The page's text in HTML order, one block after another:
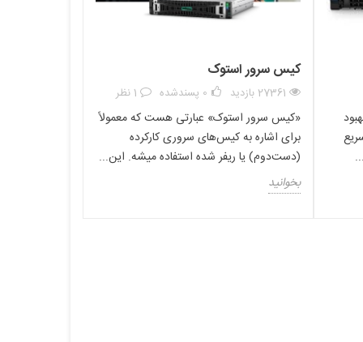
کیس سرور استوک
27361 بازدید 0 پسندشده 1 نظر
«کیس سرور استوک» عبارتی هست که معمولاً
برای اشاره به کیس‌های سروری کارکرده
(دست‌دوم) یا ریفر شده استفاده میشه. این...
بخوانید